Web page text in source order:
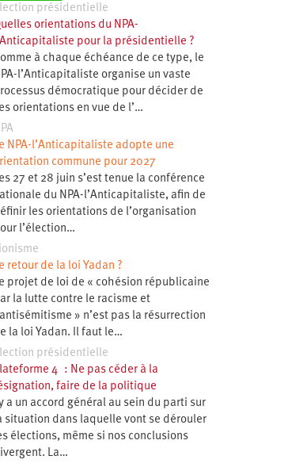
présidentielle
orientations du NPA-
pour la présidentielle ?
à chaque échéance de ce type, le
l’Anticapitaliste organise un vaste
démocratique pour décider de
orientations en vue de l’…
NPA-l’Anticapitaliste adopte une
commune pour 2027
27 et 28 juin s’est tenue la conférence
du NPA-l’Anticapitaliste, afin de
les orientations de l’organisation
l’élection…
retour de la loi Yadan ?
projet de loi de « cohésion républicaine
la lutte contre le racisme et
» n’est pas la résurrection
la loi Yadan. Il faut le…
présidentielle
4 : Ne pas céder à la
faire de la politique
a un accord général au sein du parti sur
situation dans laquelle vont se dérouler
élections, même si nos conclusions
La…